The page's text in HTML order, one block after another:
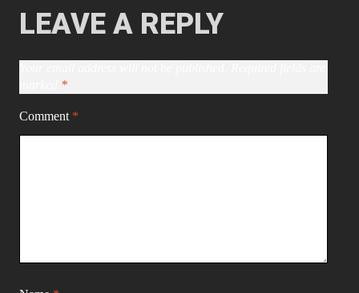
LEAVE A REPLY
*
Comment *